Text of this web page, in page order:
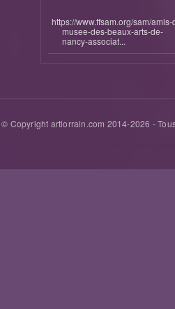
https://www.ffsam.org/sam/amis-
musee-des-beaux-arts-de-
nancy-associat...
© Copyright artlorrain.com 2014-2026 -